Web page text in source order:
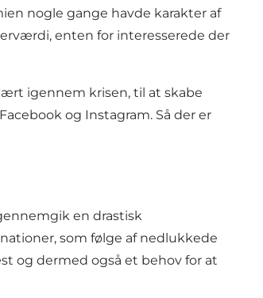
nogle gange havde karakter af
enten for interesserede der
igennem krisen, til at skabe
og Instagram. Så der er
en drastisk
som følge af nedlukkede
og dermed også et behov for at